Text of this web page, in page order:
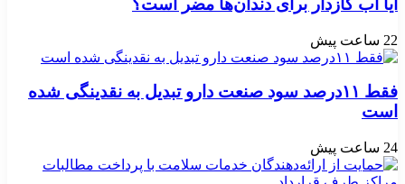
آیا آب گازدار برای دندان‌ها مضر است؟
22 ساعت پیش
فقط ۱۱‌درصد سود صنعت دارو تبدیل به نقدینگی شده
است
24 ساعت پیش